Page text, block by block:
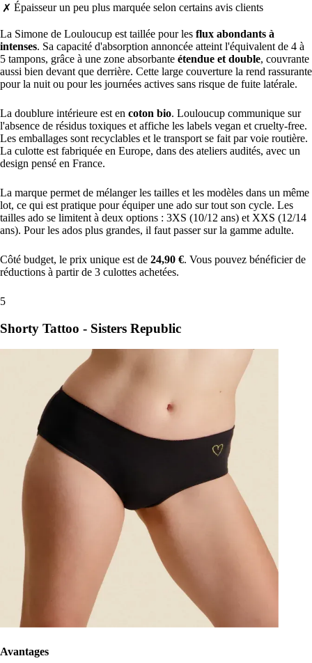
✗ Épaisseur un peu plus marquée selon certains avis clients
La Simone de Louloucup est taillée pour les flux abondants à
intenses. Sa capacité d'absorption annoncée atteint l'équivalent de 4 à
5 tampons, grâce à une zone absorbante étendue et double, couvrante
aussi bien devant que derrière. Cette large couverture la rend rassurante
pour la nuit ou pour les journées actives sans risque de fuite latérale.
La doublure intérieure est en coton bio. Louloucup communique sur
l'absence de résidus toxiques et affiche les labels vegan et cruelty-free.
Les emballages sont recyclables et le transport se fait par voie routière.
La culotte est fabriquée en Europe, dans des ateliers audités, avec un
design pensé en France.
La marque permet de mélanger les tailles et les modèles dans un même
lot, ce qui est pratique pour équiper une ado sur tout son cycle. Les
tailles ado se limitent à deux options : 3XS (10/12 ans) et XXS (12/14
ans). Pour les ados plus grandes, il faut passer sur la gamme adulte.
Côté budget, le prix unique est de 24,90 €. Vous pouvez bénéficier de
réductions à partir de 3 culottes achetées.
5
Shorty Tattoo - Sisters Republic
Avantages